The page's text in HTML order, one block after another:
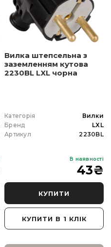
Вилка штепсельна з
заземленням кутова
2230BL LXL чорна
Категорія
Вилки
Бренд
LXL
Артикул
2230BL
В наявності
43₴
КУПИТИ
КУПИТИ В 1 КЛІК